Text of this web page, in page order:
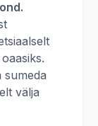
sumeda
välja